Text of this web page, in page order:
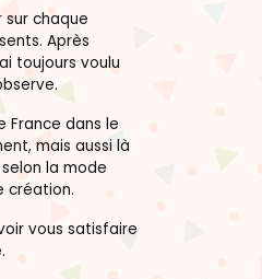
chaque
Après
toujours voulu
France dans le
mais aussi là
la mode
création.
vous satisfaire